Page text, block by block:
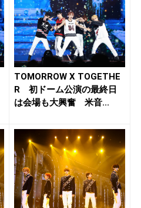
TOMORROW X TOGETHE
R 初ドーム公演の最終日
は会場も大興奮 米音...